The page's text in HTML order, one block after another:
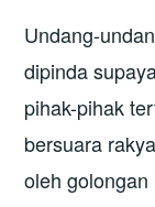
Undang-
dipinda
pihak-pihak
bersuara
oleh golongan